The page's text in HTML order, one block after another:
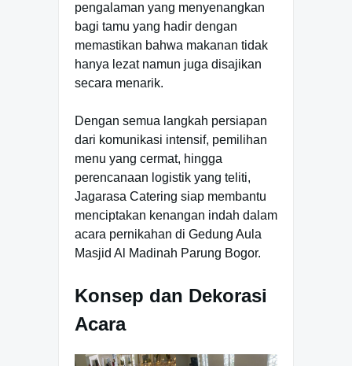
pengalaman yang menyenangkan
bagi tamu yang hadir dengan
memastikan bahwa makanan tidak
hanya lezat namun juga disajikan
secara menarik.
Dengan semua langkah persiapan
dari komunikasi intensif, pemilihan
menu yang cermat, hingga
perencanaan logistik yang teliti,
Jagarasa Catering siap membantu
menciptakan kenangan indah dalam
acara pernikahan di Gedung Aula
Masjid Al Madinah Parung Bogor.
Konsep dan Dekorasi
Acara